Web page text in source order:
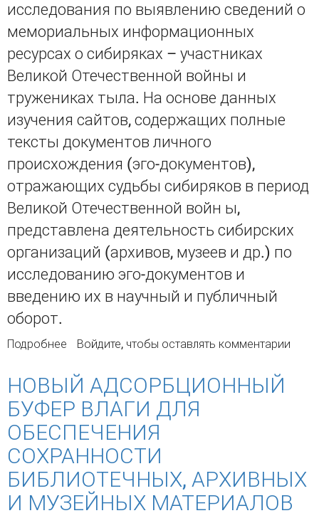
исследования по выявлению сведений о
мемориальных информационных
ресурсах о сибиряках – участниках
Великой Отечественной войны и
тружениках тыла. На основе данных
изучения сайтов, содержащих полные
тексты документов личного
происхождения (эго-документов),
отражающих судьбы сибиряков в период
Великой Отечественной войн ы,
представлена деятельность сибирских
организаций (архивов, музеев и др.) по
исследованию эго-документов и
введению их в научный и публичный
оборот.
Подробнее о Веб-ресурсы, содержащие эго-документы
региональный аспект
Войдите, чтобы оставлять комментарии
НОВЫЙ АДСОРБЦИОННЫЙ
БУФЕР ВЛАГИ ДЛЯ
ОБЕСПЕЧЕНИЯ
СОХРАННОСТИ
БИБЛИОТЕЧНЫХ, АРХИВНЫХ
И МУЗЕЙНЫХ МАТЕРИАЛОВ